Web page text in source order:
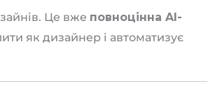
Це вже повноцінна AI-
як дизайнер і автоматизує